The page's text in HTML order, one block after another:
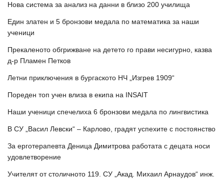
Нова система за анализ на данни в близо 200 училища
Един златен и 5 бронзови медала по математика за наши
ученици
Прекаленото обгрижване на детето го прави несигурно, казва
д-р Пламен Петков
Летни приключения в бургаското НЧ „Изгрев 1909“
Пореден топ учен влиза в екипа на INSAIT
Наши ученици спечелиха 6 бронзови медала по лингвистика
В СУ „Васил Левски“ – Карлово, градят успехите с постоянство
За ерготерапевта Деница Димитрова работата с децата носи
удовлетворение
Учителят от столичното 119. СУ „Акад. Михаил Арнаудов“ инж.